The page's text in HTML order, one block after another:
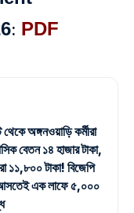
PDF
অঙ্গনওয়াড়ি কর্মীরা
বেতন ১৪ হাজার টাকা,
১১,৮০০ টাকা! বিজেপি
এক লাফে ৫,০০০